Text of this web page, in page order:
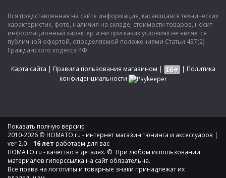
Вся представленная на сайте информация, касающаяся технических
характеристик, фото, наличия на складе, стоимости товаров, носит
информационный характер и ни при каких условиях не является
публичной офертой, определяемой положениями Статьи 437(2)
Гражданского кодекса РФ.
Карта сайта | Правила пользования магазином | | Политика
конфиденциальности
Показать полную версию
2010-2026 © HOMATO.ru - интернет магазин тюнинга и аксессуаров |
ver 2.0 | 16 лет работаем для вас
HOMATO.ru - качество в деталях. © При любом использовании
материалов гиперссылка на сайт обязательна.
Все права на логотипы и товарные знаки принадлежат их